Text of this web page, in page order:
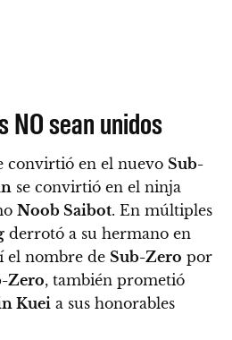
NO sean unidos
convirtió en el nuevo Sub-
se convirtió en el ninja
Noob Saibot. En múltiples
derrotó a su hermano en
el nombre de Sub-Zero por
Zero, también prometió
Kuei a sus honorables